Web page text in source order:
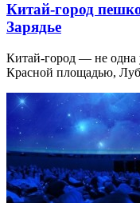
Китай-город
Зарядье
Китай-город — не одна
Красной площадью,